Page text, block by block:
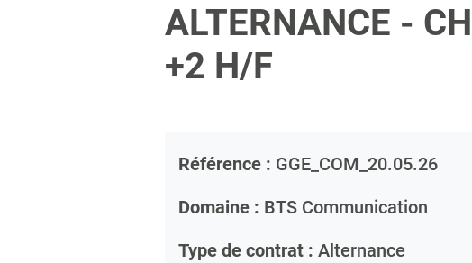
ALTERNANCE -
+2 H/F
Référence : GGE_COM_20.05.26
Domaine : BTS Communication
Type de contrat : Alternance